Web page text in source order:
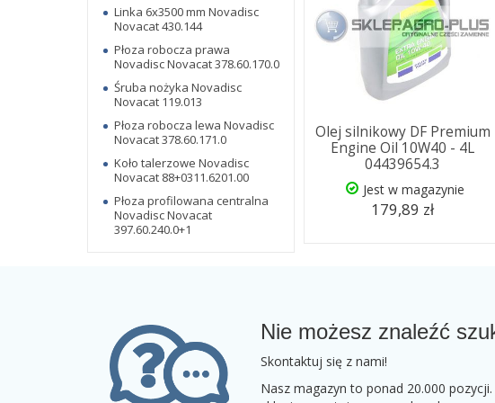
Olej silnikowy DF Premium
Engine Oil 10W40 - 4L
04439654.3
Jest w magazynie
179,89 zł
Linka 6x3500 mm Novadisc
Novacat 430.144
Płoza robocza prawa
Novadisc Novacat 378.60.170.0
Śruba nożyka Novadisc
Novacat 119.013
Płoza robocza lewa Novadisc
Novacat 378.60.171.0
Koło talerzowe Novadisc
Novacat 88+0311.6201.00
Płoza profilowana centralna
Novadisc Novacat
397.60.240.0+1
Nie możesz znaleźć
Skontaktuj się z nami!
Nasz magazyn to ponad 20.000